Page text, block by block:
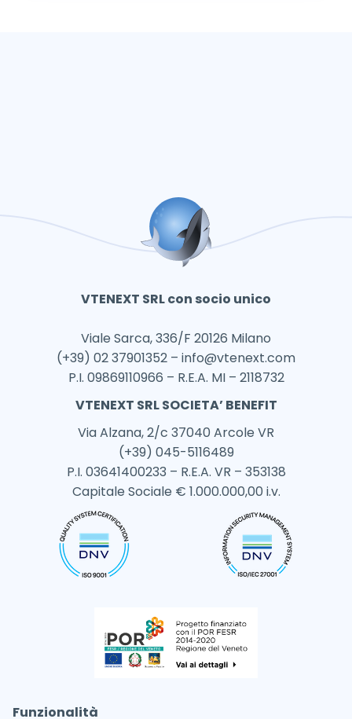
VTENEXT SRL con socio unico
Viale Sarca, 336/F 20126 Milano
(+39) 02 37901352 – info@vtenext.com
P.I. 09869110966 – R.E.A. MI – 2118732
VTENEXT SRL SOCIETA’ BENEFIT
Via Alzana, 2/c 37040 Arcole VR
(+39) 045-5116489
P.I. 03641400233 – R.E.A. VR – 353138
Capitale Sociale € 1.000.000,00 i.v.
Funzionalità